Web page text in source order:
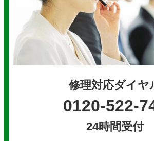
修理対応ダイヤ
0120-522-
24時間受付